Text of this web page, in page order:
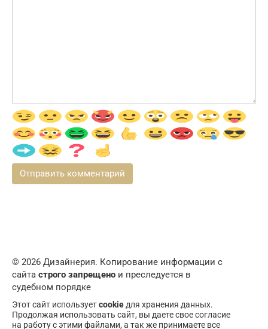
© 2026 Дизайнерия. Копирование информации с
сайта строго запрещено и преследуется в
судебном порядке
Этот сайт используетcookie для хранения данных.
Продолжая использовать сайт, вы даете свое согласие
на работу с этими файлами, а так же принимаете все